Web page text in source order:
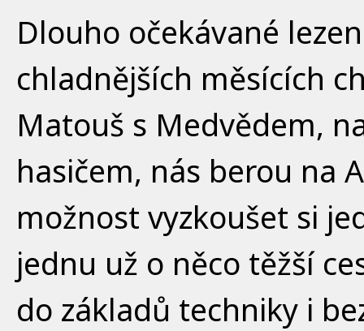
Dlouho očekávané
chladnějších měsících
Matouš s Medvědem,
hasičem, nás berou na
možnost vyzkoušet si
jednu už o něco těžší
do základů techniky i